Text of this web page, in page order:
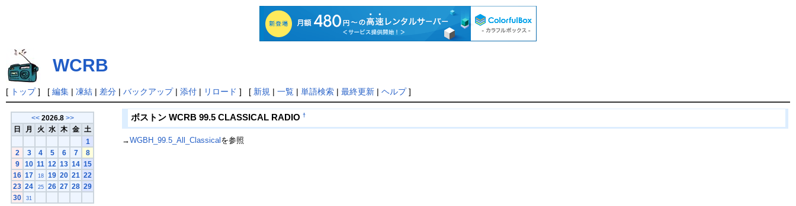
WCRB
[ トップ] [ 編集 | 凍結 | 差分 | バックアップ| 添付 | リロード ] [ 新規 | 一覧 | 単語検索 | 最終更新 | ヘルプ]
<< 2026.8 >>
日
月 火 水 木 金
土
1
2
3 4 5 6 7
8
9
10 11 12 13 14 15
16 17 18 19 20 21 22
23 24 25 26 27 28 29
30
31
ボストン WCRB 99.5 CLASSICAL RADIO†
→WGBH_99.5_All_Classicalを参照